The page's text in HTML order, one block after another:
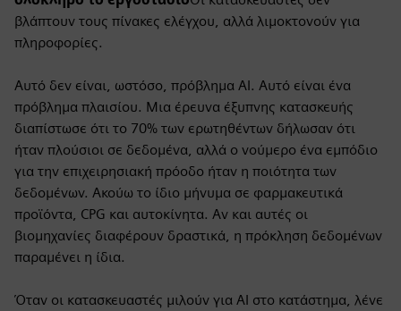
βλάπτουν τους πίνακες ελέγχου, αλλά λιμοκτονούν για
πληροφορίες.
Αυτό δεν είναι, ωστόσο, πρόβλημα AI. Αυτό είναι ένα
πρόβλημα πλαισίου. Μια έρευνα έξυπνης κατασκευής
διαπίστωσε ότι το 70% των ερωτηθέντων δήλωσαν ότι
ήταν πλούσιοι σε δεδομένα, αλλά ο νούμερο ένα εμπόδιο
για την επιχειρησιακή πρόοδο ήταν η ποιότητα των
δεδομένων. Ακούω το ίδιο μήνυμα σε φαρμακευτικά
προϊόντα, CPG και αυτοκίνητα. Αν και αυτές οι
βιομηχανίες διαφέρουν δραστικά, η πρόκληση δεδομένων
παραμένει η ίδια.
Όταν οι κατασκευαστές μιλούν για AI στο κατάστημα, λένε